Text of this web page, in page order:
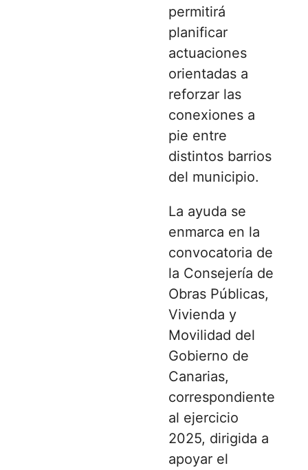
permitirá
planificar
actuaciones
orientadas a
reforzar las
conexiones a
pie entre
distintos barrios
del municipio.
La ayuda se
enmarca en la
convocatoria de
la Consejería de
Obras Públicas,
Vivienda y
Movilidad del
Gobierno de
Canarias,
correspondiente
al ejercicio
2025, dirigida a
apoyar el